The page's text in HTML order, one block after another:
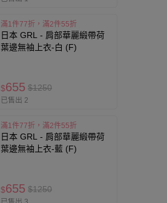
滿1件77折，滿2件55折
日本 GRL - 肩部華麗緞帶荷
葉邊無袖上衣-白 (F)
$655 $1250
已售出 2
滿1件77折，滿2件55折
日本 GRL - 肩部華麗緞帶荷
葉邊無袖上衣-藍 (F)
$655 $1250